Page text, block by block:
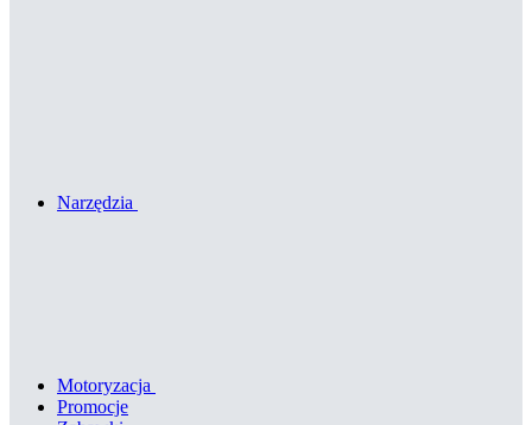
Narzędzia
Motoryzacja
Promocje